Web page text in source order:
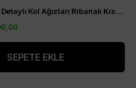
Alt Kısım Plise Detaylı Kol Ağızları Ribanalı Kısa Kol Kurtarıcı Tunik Siyah
SEPETE EKLE